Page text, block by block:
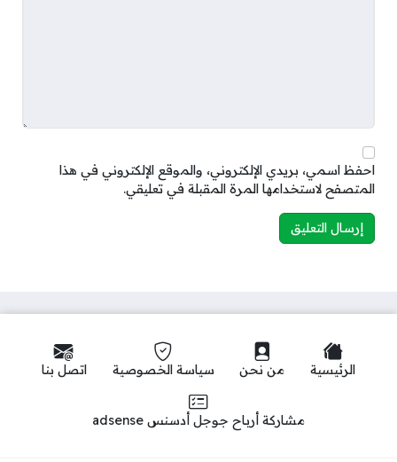
احفظ اسمي، بريدي الإلكتروني، والموقع الإلكتروني في هذا
المتصفح لاستخدامها المرة المقبلة في تعليقي.
الرئيسية من نحن سياسة الخصوصية اتصل بنا
مشاركة أرباح جوجل أدسنس adsense